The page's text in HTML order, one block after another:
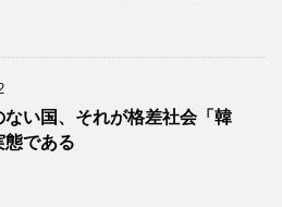
ない国、それが格差社会「韓
態である